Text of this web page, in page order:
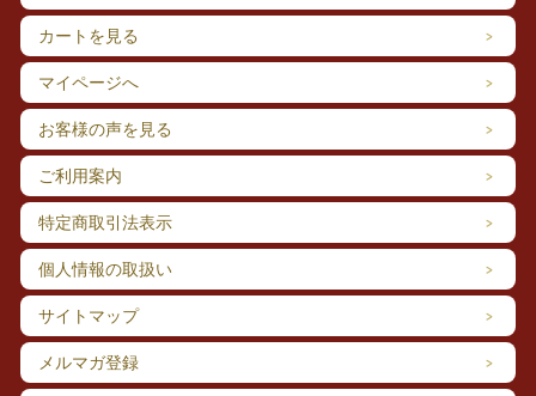
カートを見る
マイページへ
お客様の声を見る
ご利用案内
特定商取引法表示
個人情報の取扱い
サイトマップ
メルマガ登録